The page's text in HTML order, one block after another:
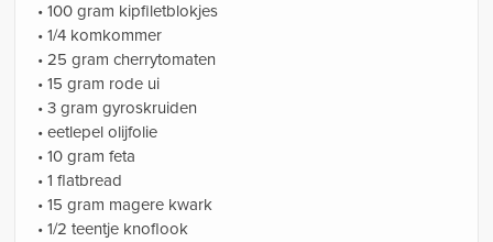
• 100 gram kipfiletblokjes
• 1/4 komkommer
• 25 gram cherrytomaten
• 15 gram rode ui
• 3 gram gyroskruiden
• eetlepel olijfolie
• 10 gram feta
• 1 flatbread
• 15 gram magere kwark
• 1/2 teentje knoflook